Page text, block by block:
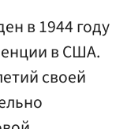
в 1944 году
в США.
своей